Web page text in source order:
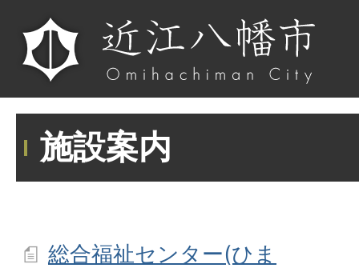
施設案内
総合福祉センター(ひま